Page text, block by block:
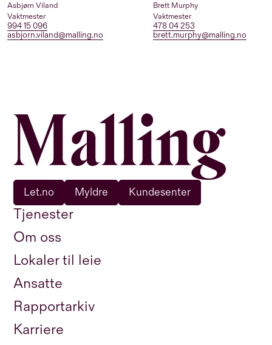
Asbjørn Viland
Vaktmester
994 15 096
asbjorn.viland@malling.no
Brett Murphy
Vaktmester
478 04 253
brett.murphy@malling.no
Tjenester
Om oss
Lokaler til leie
Ansatte
Rapportarkiv
Karriere
Let.no Myldre Kundesenter